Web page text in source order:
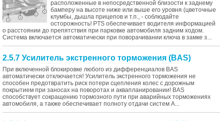
расположенные в непосредственной близости к заднему
бамперу на высоте ниже или выше его уровня (цветочные
клумбы, дышла прицепов и т.п., - соблюдайте
осторожность! PTS обеспечивает водителя информацией
о расстоянии до препятствия при парковке автомобиля задним ходом.
Система включается автоматически при поворачивании ключа в замке з...
2.5.7 Усилитель экстренного торможения (BAS)
При включенной блокировке любого из дифференциалов BAS
автоматически отключается! Усилитель экстренного торможения не
способен предотвратить риск потери сцепления колес с дорожным
покрытием при заносах на поворотах и аквапланировании! BAS
способствует сокращению тормозного пути при аварийных торможениях
автомобиля, а также обеспечивает полноту отдачи систем A...